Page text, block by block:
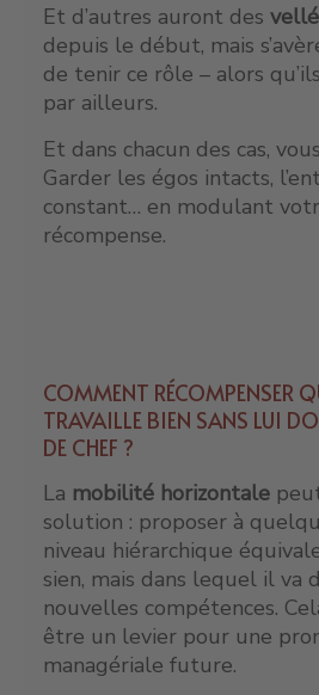
Et d’autres auront des
depuis le début, mais
de tenir ce rôle – alors
par ailleurs.
Et dans chacun des cas,
Garder les égos intacts,
constant… en modulant
récompense.
COMMENT RÉCOMPENSER
TRAVAILLE BIEN SANS LUI
DE CHEF ?
La mobilité horizontale
solution : proposer à
niveau hiérarchique
sien, mais dans lequel il va
nouvelles compétences.
être un levier pour une
managériale future.